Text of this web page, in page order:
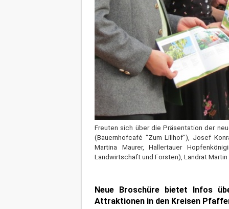
Freuten sich über die Präsentation der
(Bauernhofcafé "Zum Lillhof"), Josef
Martina Maurer, Hallertauer
Landwirtschaft und Forsten), Landrat Martin
Neue Broschüre bietet Infos
Attraktionen in den Kreisen